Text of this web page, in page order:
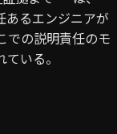
あるエンジニアが
での説明責任のモ
いる。